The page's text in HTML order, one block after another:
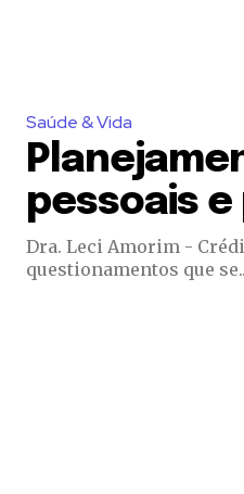
Saúde & Vida
pessoais
Dra. Leci Amorim - Crédito: Jonas Lavarini. Ano novo, novos planos e, para muitas
questionamentos que